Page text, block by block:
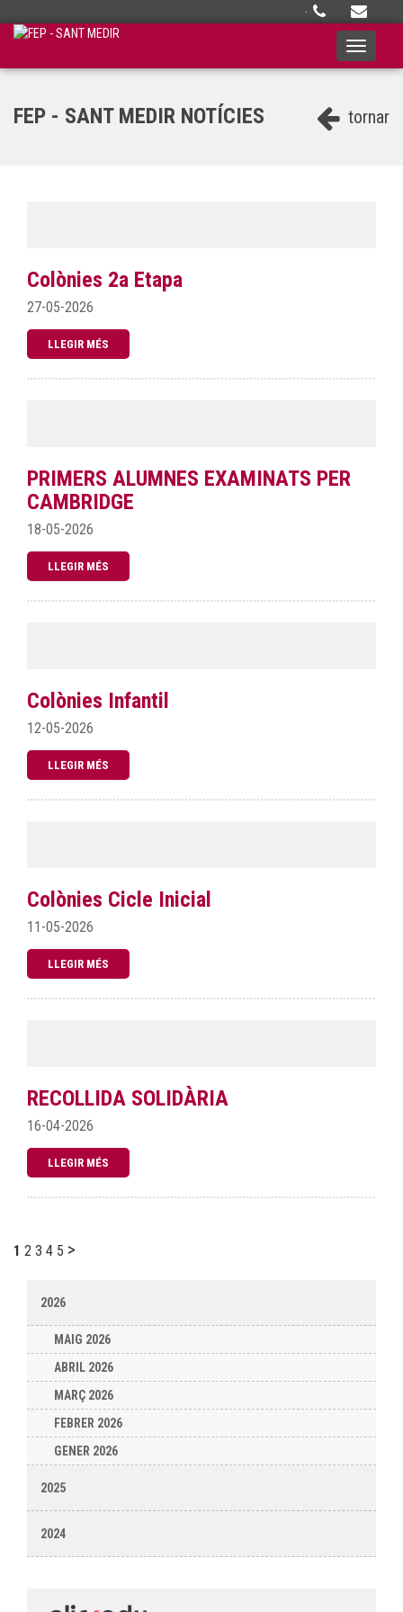
·
Toggle
tornar
FEP - SANT MEDIR NOTÍCIES
Colònies 2a Etapa
27-05-2026
LLEGIR MÉS
PRIMERS ALUMNES EXAMINATS PER
CAMBRIDGE
18-05-2026
LLEGIR MÉS
Colònies Infantil
12-05-2026
LLEGIR MÉS
Colònies Cicle Inicial
11-05-2026
LLEGIR MÉS
RECOLLIDA SOLIDÀRIA
16-04-2026
LLEGIR MÉS
1 2 3 4 5 >
2026
MAIG 2026
ABRIL 2026
MARÇ 2026
FEBRER 2026
GENER 2026
2025
2024